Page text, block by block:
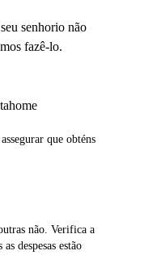
senhorio não
fazê-lo.
que obténs
não. Verifica a
despesas estão